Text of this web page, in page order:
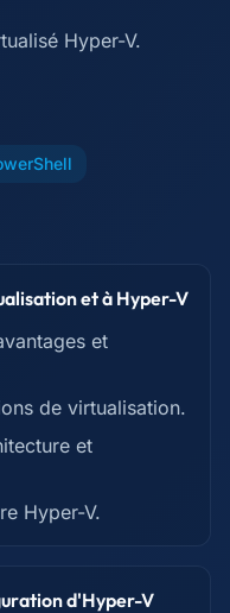
Hyper-V.
et à Hyper-V
et
de virtualisation.
et
Hyper-V.
d'Hyper-V